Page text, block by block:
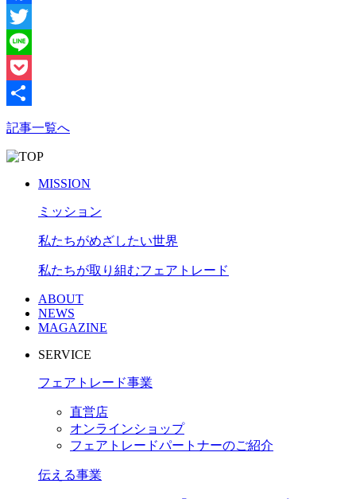
Facebook
Twitter
Line
Pocket
記事一覧へ
MISSION
ミッション
私たちがめざしたい世界
私たちが取り組むフェアトレード
ABOUT
NEWS
MAGAZINE
SERVICE
フェアトレード事業
直営店
オンラインショップ
フェアトレードパートナーのご紹介
伝える事業